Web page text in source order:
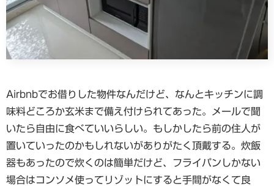
Airbnbでお借りした物件なんだけど、なんとキッチンに調
味料どころか玄米まで備え付けられてあった。メールで聞
いたら自由に食べていいらしい。もしかしたら前の住人が
置いていったのかもしれないがありがたく頂戴する。炊飯
器もあったので炊くのは簡単だけど、フライパンしかない
場合はコンソメ使ってリゾットにすると手間がなくて良